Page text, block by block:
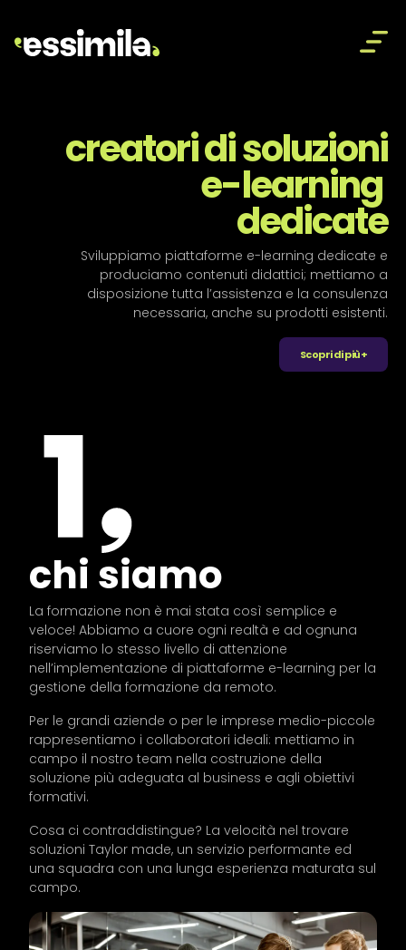
Essimila
creatori di soluzioni
e-learning
dedicate
Sviluppiamo piattaforme e-learning dedicate e
produciamo contenuti didattici; mettiamo a
disposizione tutta l’assistenza e la consulenza
necessaria, anche su prodotti esistenti.
Scopri di più+
chi siamo
La formazione non è mai stata così semplice e
veloce! Abbiamo a cuore ogni realtà e ad ognuna
riserviamo lo stesso livello di attenzione
nell’implementazione di piattaforme e-learning per la
gestione della formazione da remoto.
Per le grandi aziende o per le imprese medio-piccole
rappresentiamo i collaboratori ideali: mettiamo in
campo il nostro team nella costruzione della
soluzione più adeguata al business e agli obiettivi
formativi.
Cosa ci contraddistingue? La velocità nel trovare
soluzioni Taylor made, un servizio performante ed
una squadra con una lunga esperienza maturata sul
campo.